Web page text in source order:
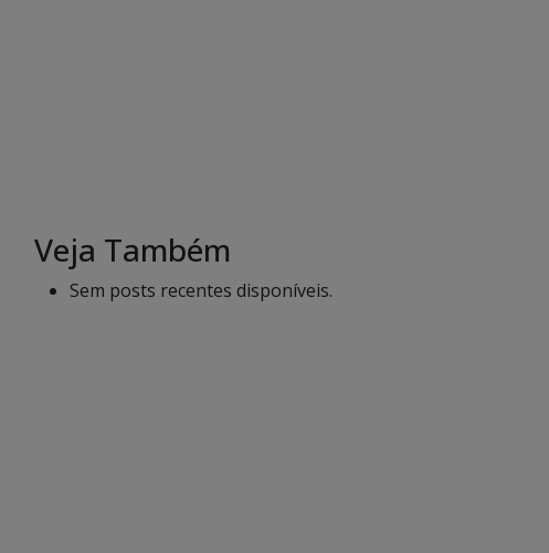
Veja Também
Sem posts recentes disponíveis.